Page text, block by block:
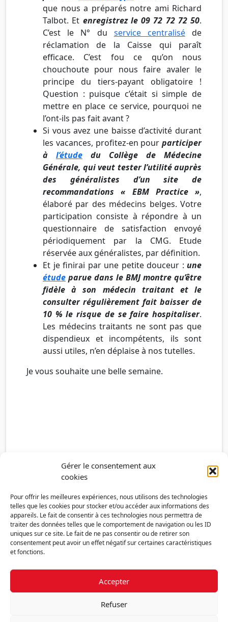
Gérer le consentement aux
cookies
Pour offrir les meilleures expériences, nous utilisons des technologies
telles que les cookies pour stocker et/ou accéder aux informations des
appareils. Le fait de consentir à ces technologies nous permettra de
traiter des données telles que le comportement de navigation ou les ID
uniques sur ce site. Le fait de ne pas consentir ou de retirer son
consentement peut avoir un effet négatif sur certaines caractéristiques
et fonctions.
Accepter
Refuser
que nous a préparés notre ami Richard
Talbot. Et enregistrez le 09 72 72 72 50.
C’est le N° du service centraliséde
réclamation de la Caisse qui paraît
efficace. C’est fou ce qu’on nous
chouchoute pour nous faire avaler le
principe du tiers-payant obligatoire !
Question : puisque c’était si simple de
mettre en place ce service, pourquoi ne
l’ont-ils pas fait avant ?
Si vous avez une baisse d’activité durant
les vacances, profitez-en pour participer
à l’étude du Collège de Médecine
Générale, qui veut tester l’utilité auprès
des généralistes d’un site de
recommandations « EBM Practice »,
élaboré par des médecins belges. Votre
participation consiste à répondre à un
questionnaire de satisfaction envoyé
périodiquement par la CMG. Etude
réservée aux généralistes, par définition.
Et je finirai par une petite douceur : une
étude parue dans le BMJ montre qu’être
fidèle à son médecin traitant et le
consulter régulièrement fait baisser de
10 % le risque de se faire hospitaliser.
Les médecins traitants ne sont pas que
dispendieux et incompétents, ils sont
aussi utiles, n’en déplaise à nos tutelles.
Je vous souhaite une belle semaine.
Politique de confidentialité
RGPD
Nous contacter